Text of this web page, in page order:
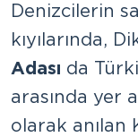
Denizcilerin
kıyılarında,
Adası da
arasında yer
olarak anılan